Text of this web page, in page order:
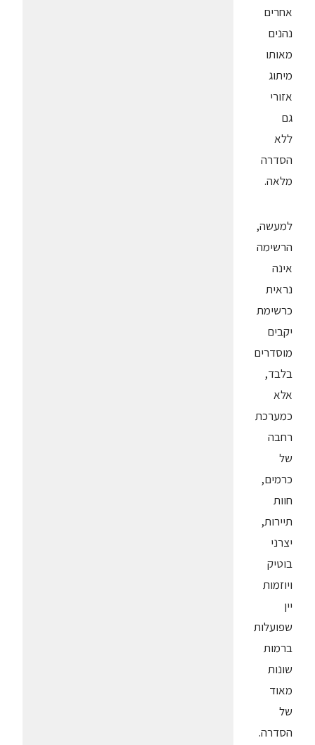
אחרים
נהנים
מאותו
מיתוג
אזורי
גם
ללא
הסדרה
מלאה.
למעשה,
הרשימה
אינה
נראית
כרשימת
יקבים
מוסדרים
בלבד,
אלא
כמערכת
רחבה
של
כרמים,
חוות
תיירות,
יצרני
בוטיק
ויוזמות
יין
שפועלות
ברמות
שונות
מאוד
של
הסדרה.